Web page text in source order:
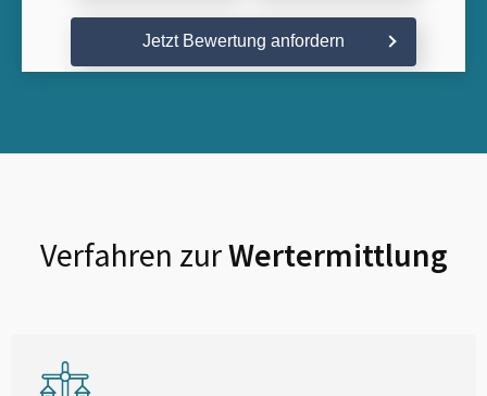
Jetzt Bewertung anfordern
Verfahren zurWertermittlung